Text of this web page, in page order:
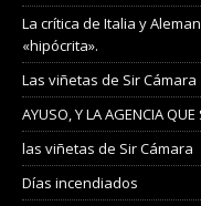
La crítica de Italia y
«hipócrita».
Las viñetas de Sir Cámara
AYUSO, Y LA AGENCIA
las viñetas de Sir Cámara
Días incendiados